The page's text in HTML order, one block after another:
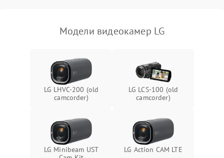
Модели видеокамер LG
LG LHVC-200 (old
camcorder)
LG LCS-100 (old
camcorder)
LG Minibeam UST
LG Action CAM LTE